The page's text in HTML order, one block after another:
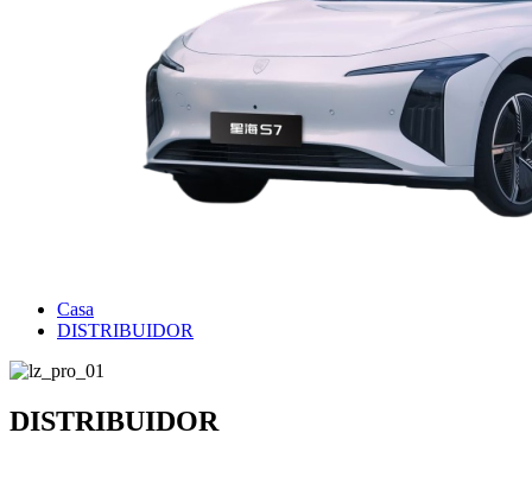
Casa
DISTRIBUIDOR
DISTRIBUIDOR